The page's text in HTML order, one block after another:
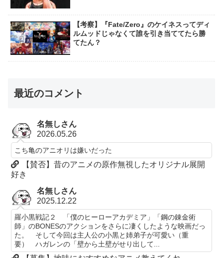
【考察】『Fate/Zero』のケイネスってディ
ルムッドじゃなくて誰を引き当ててたら勝
てたん？
最近のコメント
名無しさん
2026.05.26
こち亀のアニオリは嫌いだった
【賛否】昔のアニメの原作無視したオリジナル展開
好き
名無しさん
2025.12.22
羅小黒戦記２ 「僕のヒーローアカデミア」「鋼の錬金術
師」のBONESのアクションをさらに凄くしたような映画だっ
た。 そして今回は主人公の小黒と姉弟子が可愛い（重
要） ハガレンの「壁から土壁がせり出して...